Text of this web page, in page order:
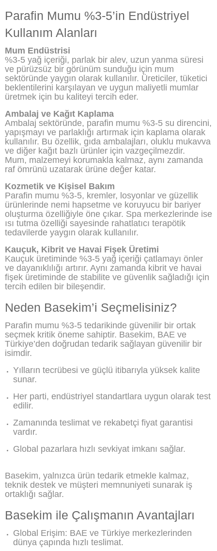
Parafin Mumu %3-5’in Endüstriyel
Kullanım Alanları
Mum Endüstrisi
%3-5 yağ içeriği, parlak bir alev, uzun yanma süresi
ve pürüzsüz bir görünüm sunduğu için mum
sektöründe yaygın olarak kullanılır. Üreticiler, tüketici
beklentilerini karşılayan ve uygun maliyetli mumlar
üretmek için bu kaliteyi tercih eder.
Ambalaj ve Kağıt Kaplama
Ambalaj sektöründe, parafin mumu %3-5 su direncini,
yapışmayı ve parlaklığı artırmak için kaplama olarak
kullanılır. Bu özellik, gıda ambalajları, oluklu mukavva
ve diğer kağıt bazlı ürünler için vazgeçilmezdir.
Mum, malzemeyi korumakla kalmaz, aynı zamanda
raf ömrünü uzatarak ürüne değer katar.
Kozmetik ve Kişisel Bakım
Parafin mumu %3-5, kremler, losyonlar ve güzellik
ürünlerinde nemi hapsetme ve koruyucu bir bariyer
oluşturma özelliğiyle öne çıkar. Spa merkezlerinde ise
ısı tutma özelliği sayesinde rahatlatıcı terapötik
tedavilerde yaygın olarak kullanılır.
Kauçuk, Kibrit ve Havai Fişek Üretimi
Kauçuk üretiminde %3-5 yağ içeriği çatlamayı önler
ve dayanıklılığı artırır. Aynı zamanda kibrit ve havai
fişek üretiminde de stabilite ve güvenlik sağladığı için
tercih edilen bir bileşendir.
Neden Basekim’i Seçmelisiniz?
Parafin mumu %3-5 tedarikinde güvenilir bir ortak
seçmek kritik öneme sahiptir. Basekim, BAE ve
Türkiye’den doğrudan tedarik sağlayan güvenilir bir
isimdir.
Yılların tecrübesi ve güçlü itibarıyla yüksek kalite
sunar.
Her parti, endüstriyel standartlara uygun olarak test
edilir.
Zamanında teslimat ve rekabetçi fiyat garantisi
vardır.
Global pazarlara hızlı sevkiyat imkanı sağlar.
Basekim, yalnızca ürün tedarik etmekle kalmaz,
teknik destek ve müşteri memnuniyeti sunarak iş
ortaklığı sağlar.
Basekim ile Çalışmanın Avantajları
Global Erişim: BAE ve Türkiye merkezlerinden
dünya çapında hızlı teslimat.